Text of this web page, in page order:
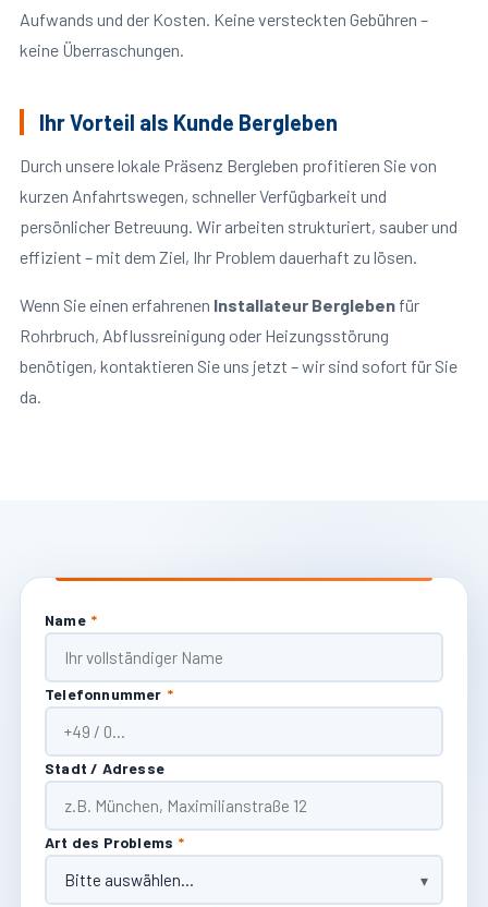
Aufwands und der Kosten. Keine versteckten Gebühren –
keine Überraschungen.
Ihr Vorteil als Kunde Bergleben
Durch unsere lokale Präsenz Bergleben profitieren Sie von
kurzen Anfahrtswegen, schneller Verfügbarkeit und
persönlicher Betreuung. Wir arbeiten strukturiert, sauber und
effizient – mit dem Ziel, Ihr Problem dauerhaft zu lösen.
Wenn Sie einen erfahrenen Installateur Berglebenfür
Rohrbruch, Abflussreinigung oder Heizungsstörung
benötigen, kontaktieren Sie uns jetzt – wir sind sofort für Sie
da.
Name *
Telefonnummer *
Stadt / Adresse
Art des Problems *